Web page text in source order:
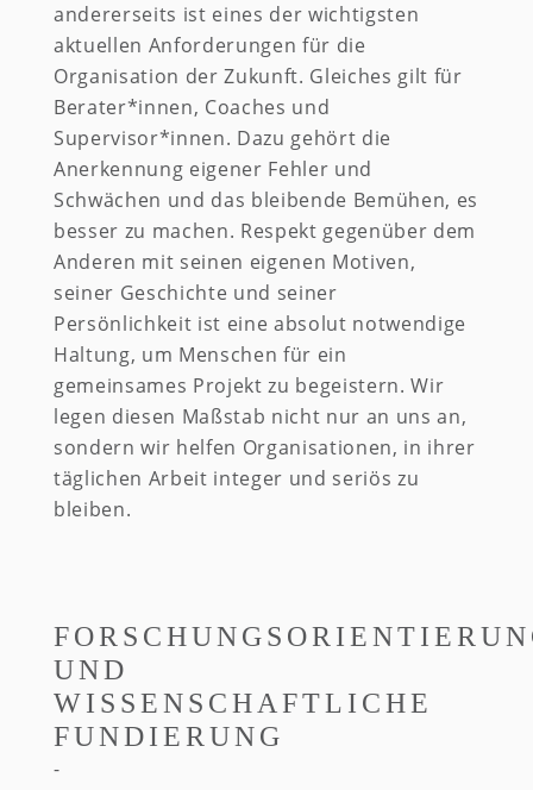
andererseits ist eines der wichtigsten
aktuellen Anforderungen für die
Organisation der Zukunft. Gleiches gilt für
Berater*innen, Coaches und
Supervisor*innen. Dazu gehört die
Anerkennung eigener Fehler und
Schwächen und das bleibende Bemühen, es
besser zu machen. Respekt gegenüber dem
Anderen mit seinen eigenen Motiven,
seiner Geschichte und seiner
Persönlichkeit ist eine absolut notwendige
Haltung, um Menschen für ein
gemeinsames Projekt zu begeistern. Wir
legen diesen Maßstab nicht nur an uns an,
sondern wir helfen Organisationen, in ihrer
täglichen Arbeit integer und seriös zu
bleiben.
UND
WISSENSCHAFTLICHE
FUNDIERUNG